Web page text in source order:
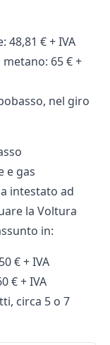
48,81 € + IVA
65 € +
nel giro
e gas
intestato ad
la Voltura
in:
€ + IVA
€ + IVA
circa 5 o 7